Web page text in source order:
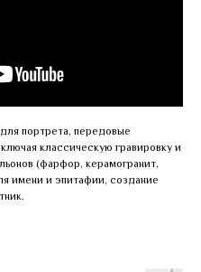
портрета, передовые
классическую гравировку и
(фарфор, керамогранит,
имени и эпитафии, создание